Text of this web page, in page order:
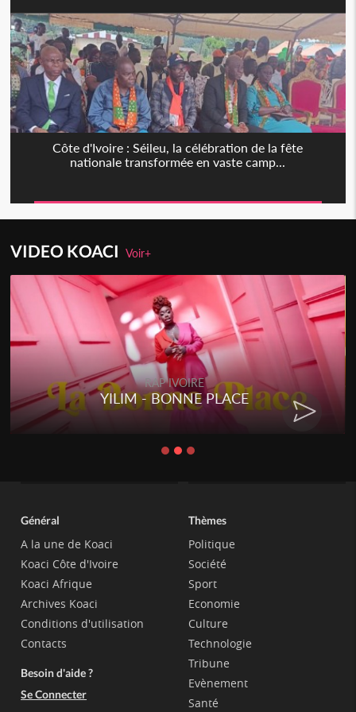
Côte d'Ivoire : Séileu, la célébration de la fête
nationale transformée en vaste camp...
VIDEO KOACIVoir+
RAP IVOIRE
YILIM - BONNE PLACE
Général
A la une de Koaci
Koaci Côte d'Ivoire
Koaci Afrique
Archives Koaci
Conditions d'utilisation
Contacts
Besoin d'aide ?
Se Connecter
Thèmes
Politique
Société
Sport
Economie
Culture
Technologie
Tribune
Evènement
Santé